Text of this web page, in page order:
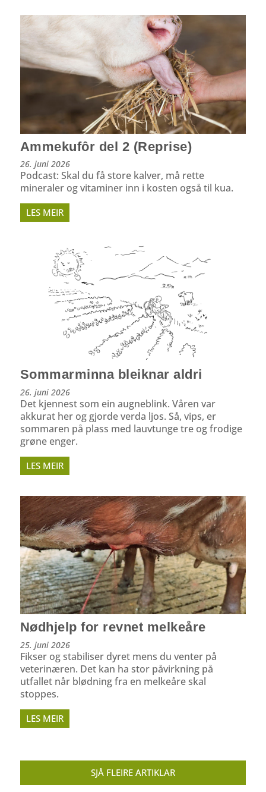
Ammekufôr del 2 (Reprise)
26. juni 2026
Podcast: Skal du få store kalver, må rette
mineraler og vitaminer inn i kosten også til kua.
LES MEIR
Sommarminna bleiknar aldri
26. juni 2026
Det kjennest som ein augneblink. Våren var
akkurat her og gjorde verda ljos. Så, vips, er
sommaren på plass med lauvtunge tre og frodige
grøne enger.
LES MEIR
Nødhjelp for revnet melkeåre
25. juni 2026
Fikser og stabiliser dyret mens du venter på
veterinæren. Det kan ha stor påvirkning på
utfallet når blødning fra en melkeåre skal
stoppes.
LES MEIR
SJÅ FLEIRE ARTIKLAR